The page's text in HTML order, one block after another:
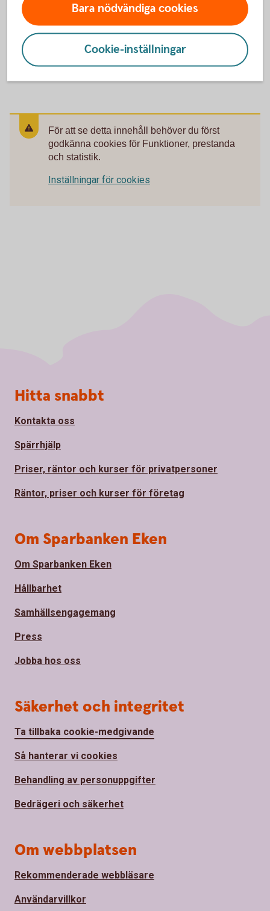
Släpvagnsförsäkring
Snöskoterförsäkring
För att se detta innehåll behöver du först
godkänna cookies för Funktioner, prestanda
och statistik.
Inställningar för cookies
Bara nödvändiga cookies
Cookie-inställningar
Sidfot
Hitta snabbt
Kontakta oss
Spärrhjälp
Priser, räntor och kurser för privatpersoner
Räntor, priser och kurser för företag
Om Sparbanken Eken
Om Sparbanken Eken
Hållbarhet
Samhällsengagemang
Press
Jobba hos oss
Säkerhet och integritet
Ta tillbaka cookie-medgivande
Så hanterar vi cookies
Behandling av personuppgifter
Bedrägeri och säkerhet
Om webbplatsen
Rekommenderade webbläsare
Användarvillkor